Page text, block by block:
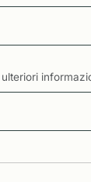
ulteriori